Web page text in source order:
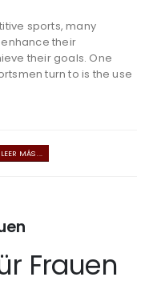
sports, many
their
their goals. One
turn to is the use
LEER MÁS ...
Frauen